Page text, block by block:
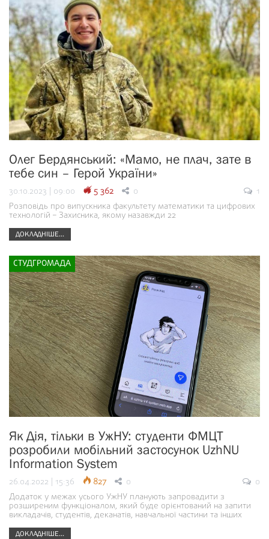
Олег Бердянський: «Мамо, не плач, зате в
тебе син – Герой України»
30.10.2023 | 09:00 5 362 0
1
Розповідь про випускника факультету математики та цифрових
технологій – Захисника, якому назавжди 22
ДОКЛАДНІШЕ...
СТУДГРОМАДА
Як Дія, тільки в УжНУ: студенти ФМЦТ
розробили мобільний застосунок UzhNU
Information System
26.04.2022 | 15:36 827 0
0
Додаток у межах усього УжНУ планують запровадити з
розширеним функціоналом, який буде орієнтований на запити
викладачів, студентів, деканатів, навчальної частини та інших
ДОКЛАДНІШЕ...